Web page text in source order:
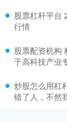
股票杠杆平台
行情
股票配资机构
于高科技产业
炒股怎么用杠
错了人，不然